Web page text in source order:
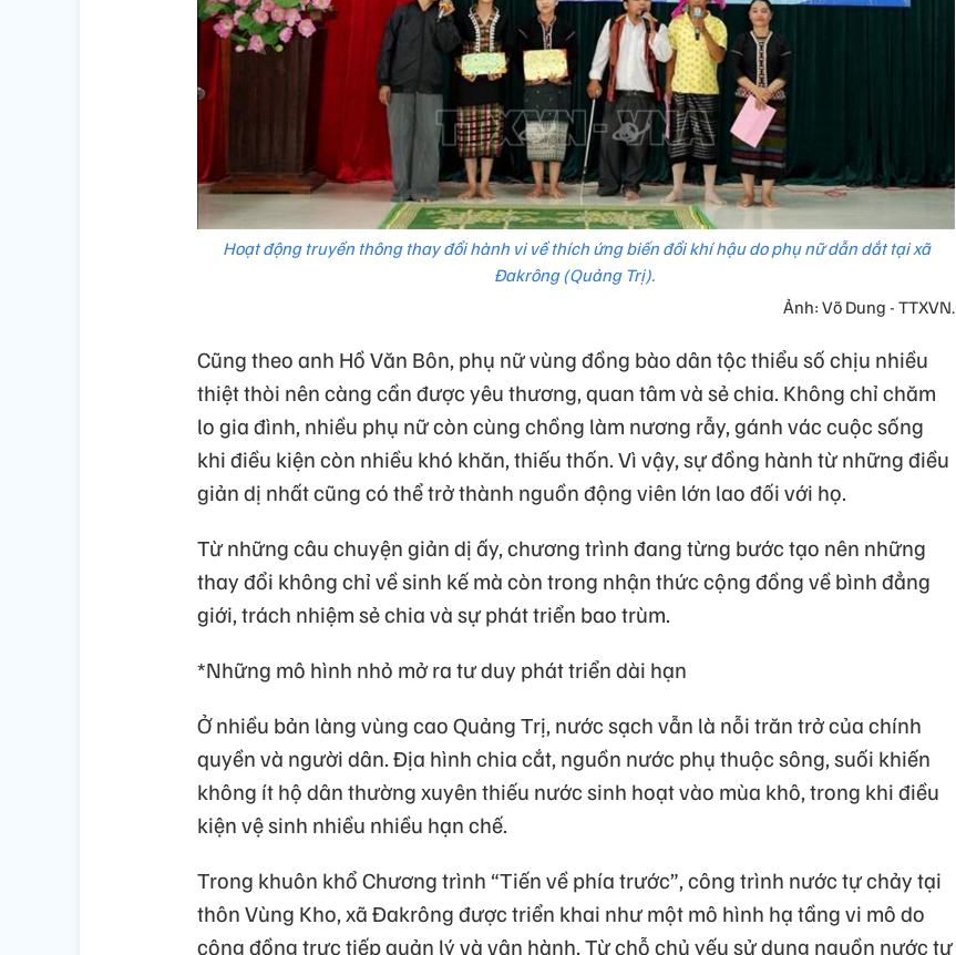
Hoạt động truyền thông thay đổi hành vi về thích ứng biến đổi khí hậu do phụ nữ dẫn dắt tại xã
Đakrông (Quảng Trị).
Ảnh: Võ Dung - TTXVN.
Cũng theo anh Hồ Văn Bôn, phụ nữ vùng đồng bào dân tộc thiểu số chịu nhiều
thiệt thòi nên càng cần được yêu thương, quan tâm và sẻ chia. Không chỉ chăm
lo gia đình, nhiều phụ nữ còn cùng chồng làm nương rẫy, gánh vác cuộc sống
khi điều kiện còn nhiều khó khăn, thiếu thốn. Vì vậy, sự đồng hành từ những điều
giản dị nhất cũng có thể trở thành nguồn động viên lớn lao đối với họ.
Từ những câu chuyện giản dị ấy, chương trình đang từng bước tạo nên những
thay đổi không chỉ về sinh kế mà còn trong nhận thức cộng đồng về bình đẳng
giới, trách nhiệm sẻ chia và sự phát triển bao trùm.
*Những mô hình nhỏ mở ra tư duy phát triển dài hạn
Ở nhiều bản làng vùng cao Quảng Trị, nước sạch vẫn là nỗi trăn trở của chính
quyền và người dân. Địa hình chia cắt, nguồn nước phụ thuộc sông, suối khiến
không ít hộ dân thường xuyên thiếu nước sinh hoạt vào mùa khô, trong khi điều
kiện vệ sinh nhiều nhiều hạn chế.
Trong khuôn khổ Chương trình “Tiến về phía trước”, công trình nước tự chảy tại
thôn Vùng Kho, xã Đakrông được triển khai như một mô hình hạ tầng vi mô do
cộng đồng trực tiếp quản lý và vận hành. Từ chỗ chủ yếu sử dụng nguồn nước tự